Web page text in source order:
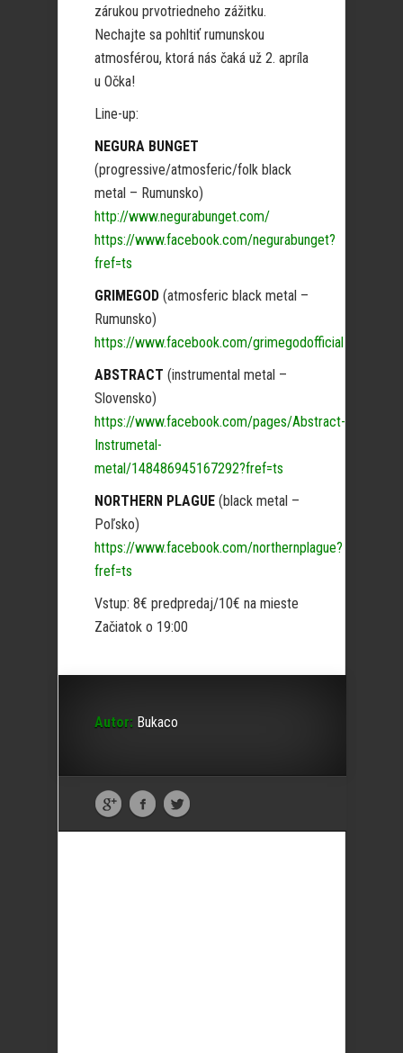
zárukou prvotriedneho zážitku.
Nechajte sa pohltiť rumunskou
atmosférou, ktorá nás čaká už 2. apríla
u Očka!
Line-up:
NEGURA BUNGET
(progressive/atmosferic/folk black
metal – Rumunsko)
http://www.negurabunget.com/
https://www.facebook.com/negurabunget?
fref=ts
GRIMEGOD (atmosferic black metal –
Rumunsko)
https://www.facebook.com/grimegodofficial
ABSTRACT (instrumental metal –
Slovensko)
https://www.facebook.com/pages/Abstract-
Instrumetal-
metal/148486945167292?fref=ts
NORTHERN PLAGUE (black metal –
Poľsko)
https://www.facebook.com/northernplague?
fref=ts
Vstup: 8€ predpredaj/10€ na mieste
Začiatok o 19:00
Autor: Bukaco